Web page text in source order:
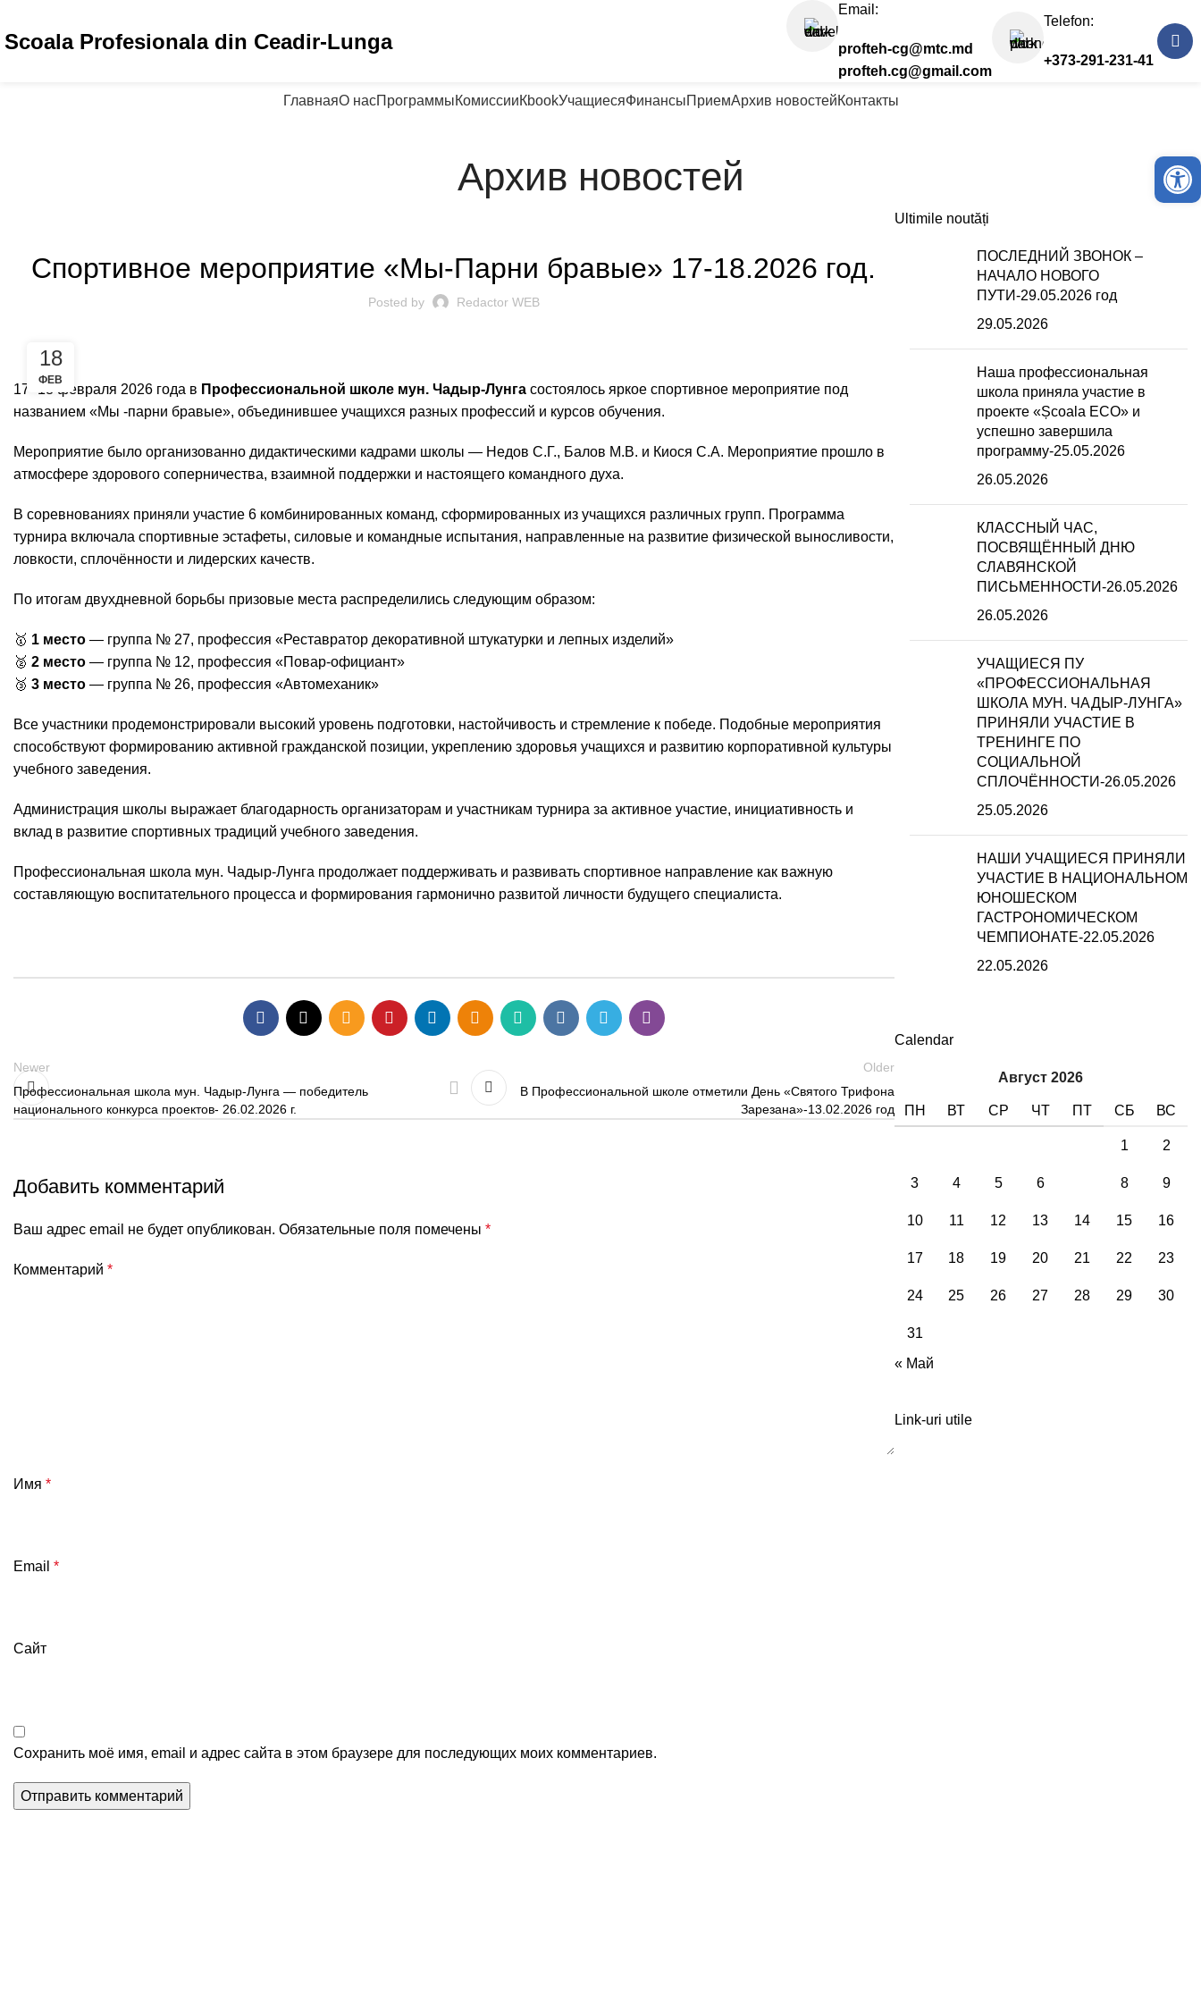
Scoala Profesionala din Ceadir-Lunga
Email:
profteh-cg@mtc.md
profteh.cg@gmail.com
Telefon:
+373-291-231-41
ГлавнаяО насПрограммыКомиссииКbookУчащиесяФинансыПриемАрхив новостейКонтакты
Архив новостей
Спортивное мероприятие «Мы-Парни бравые» 17-18.2026 год.
Posted by Redactor WEB
18
ФЕВ
17–18 февраля 2026 года в Профессиональной школе мун. Чадыр-Лунга состоялось яркое спортивное мероприятие под
названием «Мы -парни бравые», объединившее учащихся разных профессий и курсов обучения.
Мероприятие было организованно дидактическими кадрами школы — Недов С.Г., Балов М.В. и Киося С.А. Мероприятие прошло в
атмосфере здорового соперничества, взаимной поддержки и настоящего командного духа.
В соревнованиях приняли участие 6 комбинированных команд, сформированных из учащихся различных групп. Программа
турнира включала спортивные эстафеты, силовые и командные испытания, направленные на развитие физической выносливости,
ловкости, сплочённости и лидерских качеств.
По итогам двухдневной борьбы призовые места распределились следующим образом:
🥇 1 место — группа № 27, профессия «Реставратор декоративной штукатурки и лепных изделий»
🥈 2 место — группа № 12, профессия «Повар-официант»
🥉 3 место — группа № 26, профессия «Автомеханик»
Все участники продемонстрировали высокий уровень подготовки, настойчивость и стремление к победе. Подобные мероприятия
способствуют формированию активной гражданской позиции, укреплению здоровья учащихся и развитию корпоративной культуры
учебного заведения.
Администрация школы выражает благодарность организаторам и участникам турнира за активное участие, инициативность и
вклад в развитие спортивных традиций учебного заведения.
Профессиональная школа мун. Чадыр-Лунга продолжает поддерживать и развивать спортивное направление как важную
составляющую воспитательного процесса и формирования гармонично развитой личности будущего специалиста.
Newer
Профессиональная школа мун. Чадыр-Лунга — победитель
национального конкурса проектов- 26.02.2026 г.
Older
В Профессиональной школе отметили День «Святого Трифона
Зарезана»-13.02.2026 год
Добавить комментарий
Ваш адрес email не будет опубликован. Обязательные поля помечены *
Комментарий *
Имя *
Email *
Сайт
Сохранить моё имя, email и адрес сайта в этом браузере для последующих моих комментариев.
Ultimile noutăți
ПОСЛЕДНИЙ ЗВОНОК –
НАЧАЛО НОВОГО
ПУТИ-29.05.2026 год
29.05.2026
Наша профессиональная
школа приняла участие в
проекте «Școala ECO» и
успешно завершила
программу-25.05.2026
26.05.2026
КЛАССНЫЙ ЧАС,
ПОСВЯЩЁННЫЙ ДНЮ
СЛАВЯНСКОЙ
ПИСЬМЕННОСТИ-26.05.2026
26.05.2026
УЧАЩИЕСЯ ПУ
«ПРОФЕССИОНАЛЬНАЯ
ШКОЛА МУН. ЧАДЫР-ЛУНГА»
ПРИНЯЛИ УЧАСТИЕ В
ТРЕНИНГЕ ПО
СОЦИАЛЬНОЙ
СПЛОЧЁННОСТИ-26.05.2026
25.05.2026
НАШИ УЧАЩИЕСЯ ПРИНЯЛИ
УЧАСТИЕ В НАЦИОНАЛЬНОМ
ЮНОШЕСКОМ
ГАСТРОНОМИЧЕСКОМ
ЧЕМПИОНАТЕ-22.05.2026
22.05.2026
Calendar
Август 2026
ПН ВТ СР ЧТ ПТ СБ ВС
1 2
3 4 5 6 8 9
10 11 12 13 14 15 16
17 18 19 20 21 22 23
24 25 26 27 28 29 30
31
« Май
Link-uri utile